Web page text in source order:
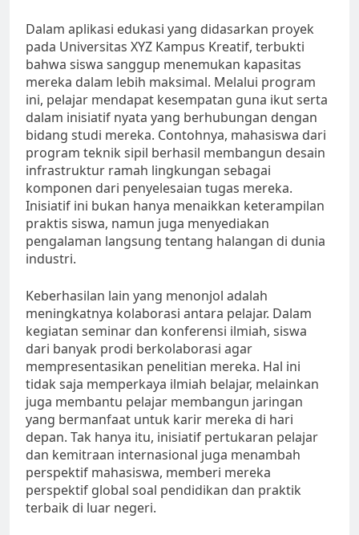
Dalam aplikasi edukasi yang didasarkan proyek
pada Universitas XYZ Kampus Kreatif, terbukti
bahwa siswa sanggup menemukan kapasitas
mereka dalam lebih maksimal. Melalui program
ini, pelajar mendapat kesempatan guna ikut serta
dalam inisiatif nyata yang berhubungan dengan
bidang studi mereka. Contohnya, mahasiswa dari
program teknik sipil berhasil membangun desain
infrastruktur ramah lingkungan sebagai
komponen dari penyelesaian tugas mereka.
Inisiatif ini bukan hanya menaikkan keterampilan
praktis siswa, namun juga menyediakan
pengalaman langsung tentang halangan di dunia
industri.
Keberhasilan lain yang menonjol adalah
meningkatnya kolaborasi antara pelajar. Dalam
kegiatan seminar dan konferensi ilmiah, siswa
dari banyak prodi berkolaborasi agar
mempresentasikan penelitian mereka. Hal ini
tidak saja memperkaya ilmiah belajar, melainkan
juga membantu pelajar membangun jaringan
yang bermanfaat untuk karir mereka di hari
depan. Tak hanya itu, inisiatif pertukaran pelajar
dan kemitraan internasional juga menambah
perspektif mahasiswa, memberi mereka
perspektif global soal pendidikan dan praktik
terbaik di luar negeri.